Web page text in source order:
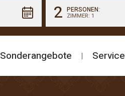
2 PERSONEN:
ZIMMER: 1
Sonderangebote Service